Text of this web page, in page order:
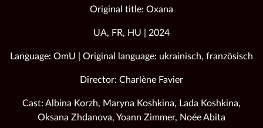
Original title: Oxana
UA, FR, HU | 2024
Language: OmU | Original language: ukrainisch, französisch
Director: Charlène Favier
Cast: Albina Korzh, Maryna Koshkina, Lada Koshkina,
Oksana Zhdanova, Yoann Zimmer, Noée Abita